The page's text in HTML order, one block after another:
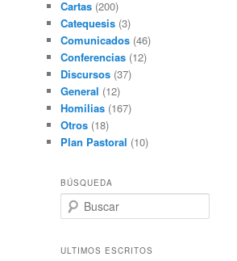
Cartas (200)
Catequesis (3)
Comunicados (46)
Conferencias (12)
Discursos (37)
General (12)
Homilias (167)
Otros (18)
Plan Pastoral (10)
BÚSQUEDA
u
c
ULTIMOS ESCRITOS